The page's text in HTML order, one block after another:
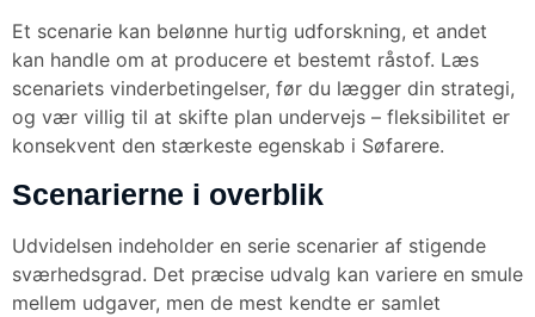
Et scenarie kan belønne hurtig udforskning, et andet
kan handle om at producere et bestemt råstof. Læs
scenariets vinderbetingelser, før du lægger din strategi,
og vær villig til at skifte plan undervejs – fleksibilitet er
konsekvent den stærkeste egenskab i Søfarere.
Scenarierne i overblik
Udvidelsen indeholder en serie scenarier af stigende
sværhedsgrad. Det præcise udvalg kan variere en smule
mellem udgaver, men de mest kendte er samlet